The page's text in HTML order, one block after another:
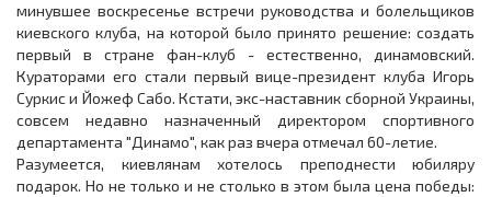
минувшее воскресенье встречи руководства и болельщиков
киевского клуба, на которой было принято решение: создать
первый в стране фан-клуб - естественно, динамовский.
Кураторами его стали первый вице-президент клуба Игорь
Суркис и Йожеф Сабо. Кстати, экс-наставник сборной Украины,
совсем недавно назначенный директором спортивного
департамента "Динамо", как раз вчера отмечал 60-летие.
Разумеется, киевлянам хотелось преподнести юбиляру
подарок. Но не только и не столько в этом была цена победы: